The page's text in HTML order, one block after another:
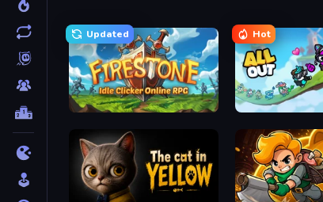
Updated
Firestone – Idle Clicker Online RPG
Hot
All Out